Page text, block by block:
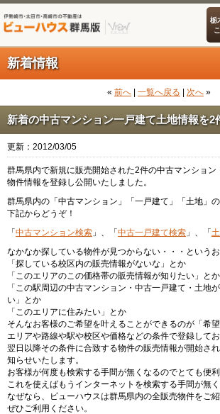
栃
新着情報
« 前へ 一覧へ戻る 次へ »
新着の中古マンション一戸建て土地情報を2
更新：2012/03/05
群馬県内で新規に販売開始された2件の中古マンショ
物件情報を登録し公開いたしました。
群馬県内の「中古マンション」「一戸建て」「土地」
下記からどうぞ！
「 中古マンション検索 」、「 中古一戸建て検索 」、「
なかなか探している物件が見つからない・・・という
「探している校区内の販売情報がないな」とか
「このエリアのこの価格帯の販売情報が知りたい」とか
「この駅周辺の中古マンション・中古一戸建て・土地
い」とか
「このエリアに住みたい」とか
そんなお客様のご希望を叶えることができるのが「希望
エリアや路線や駅や校区や価格などの条件で登録して
翌日以降その条件に合致する物件の販売情報が開始さ
知らせいたします。
お客様が何度も検索する手間が無くなるのでとても便利
これを使えばもうインターネットを検索する手間が無く
なぜなら、ビューハウスは群馬県内の全販売物件をご
ぜひご利用ください。